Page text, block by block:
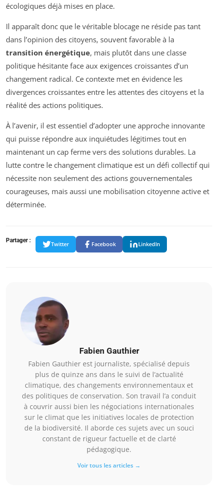
écologiques déjà mises en place.
Il apparaît donc que le véritable blocage ne réside pas tant
dans l’opinion des citoyens, souvent favorable à la
transition énergétique, mais plutôt dans une classe
politique hésitante face aux exigences croissantes d’un
changement radical. Ce contexte met en évidence les
divergences croissantes entre les attentes des citoyens et la
réalité des actions politiques.
À l’avenir, il est essentiel d’adopter une approche innovante
qui puisse répondre aux inquiétudes légitimes tout en
maintenant un cap ferme vers des solutions durables. La
lutte contre le changement climatique est un défi collectif qui
nécessite non seulement des actions gouvernementales
courageuses, mais aussi une mobilisation citoyenne active et
déterminée.
Partager :
Twitter Facebook LinkedIn
Fabien Gauthier
Fabien Gauthier est journaliste, spécialisé depuis
plus de quinze ans dans le suivi de l’actualité
climatique, des changements environnementaux et
des politiques de conservation. Son travail l’a conduit
à couvrir aussi bien les négociations internationales
sur le climat que les initiatives locales de protection
de la biodiversité. Il aborde ces sujets avec un souci
constant de rigueur factuelle et de clarté
pédagogique.
Voir tous les articles →